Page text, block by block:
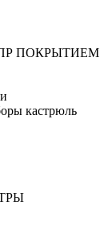
ПОКРЫТИЕМ
кастрюль